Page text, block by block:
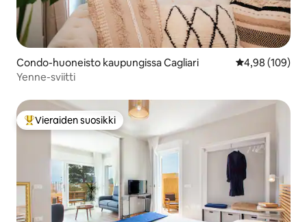
Condo-huoneisto kaupungissa Cagliari
4,98 (109)
Yenne-sviitti
Vieraiden suosikkien parhaimmistoa
Vieraiden suosikki